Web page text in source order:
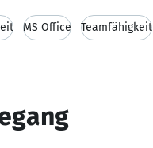
MS Office Teamfähigkeit